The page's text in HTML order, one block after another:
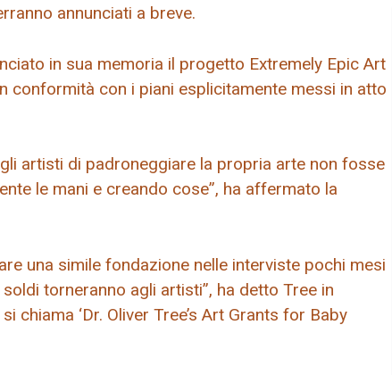
annunciati a breve.
in sua memoria il progetto Extremely Epic Art
conformità con i piani esplicitamente messi in atto
artisti di padroneggiare la propria arte non fosse
le mani e creando cose”, ha affermato la
una simile fondazione nelle interviste pochi mesi
torneranno agli artisti”, ha detto Tree in
chiama ‘Dr. Oliver Tree’s Art Grants for Baby